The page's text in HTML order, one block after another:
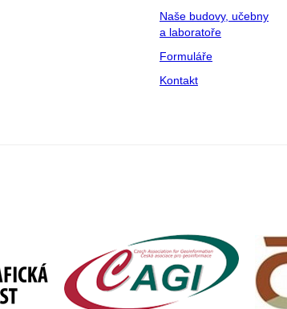
Naše budovy, učebny
a laboratoře
Formuláře
Kontakt